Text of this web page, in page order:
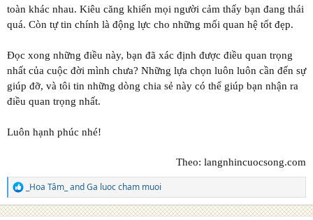
toàn khác nhau. Kiêu căng khiến mọi người cảm thấy bạn đang thái
quá. Còn tự tin chính là động lực cho những mối quan hệ tốt đẹp.
Đọc xong những điều này, bạn đã xác định được điều quan trọng
nhất của cuộc đời mình chưa? Những lựa chọn luôn luôn cần đến sự
giúp đỡ, và tôi tin những dòng chia sẻ này có thể giúp bạn nhận ra
điều quan trọng nhất.
Luôn hạnh phúc nhé!
Theo: langnhincuocsong.com
R
e
a
_Hoa Tâm_ andGa luoc cham muoi